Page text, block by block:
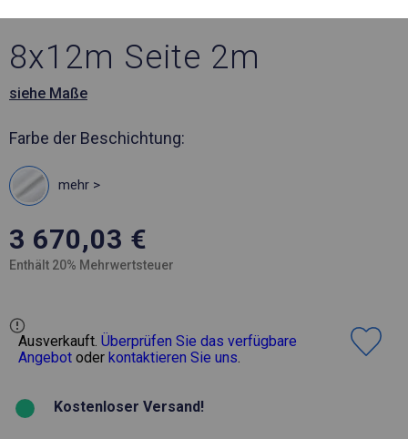
8x12m Seite 2m
siehe Maße
Farbe der Beschichtung:
mehr >
3 670,03 €
Enthält 20% Mehrwertsteuer
Ausverkauft. Überprüfen Sie das verfügbare
Angebot oder kontaktieren Sie uns.
Kostenloser Versand!